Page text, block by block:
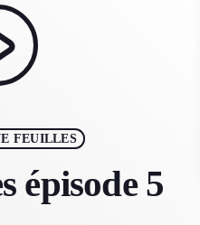
FEUILLES
épisode 5